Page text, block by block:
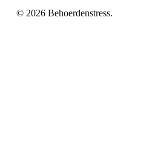
© 2026 Behoerdenstress.